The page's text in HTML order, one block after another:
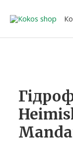
Clean
Balm
Mandarin